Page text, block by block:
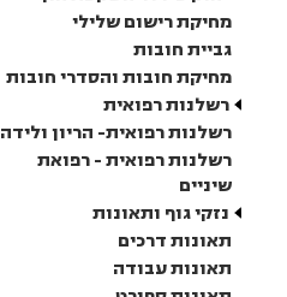
מחיקת רישום שלילי
גביית חובות
מחיקת חובות והסדרי חובות
רשלנות רפואית
רשלנות רפואית- הריון ולידה
רשלנות רפואית - רפואת
שיניים
נזקי גוף ותאונות
תאונות דרכים
תאונות עבודה